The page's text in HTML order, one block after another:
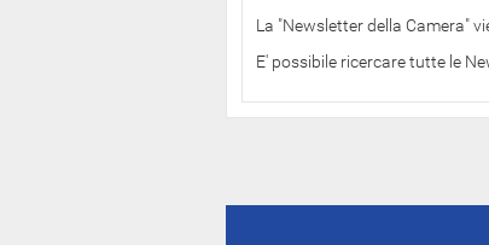
La "Newsletter della Camera"
E' possibile ricercare tutte le